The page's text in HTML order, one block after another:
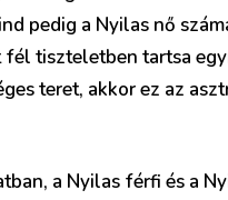
pedig a Nyilas nő
tiszteletben tartsa
teret, akkor ez az
a Nyilas férfi és a